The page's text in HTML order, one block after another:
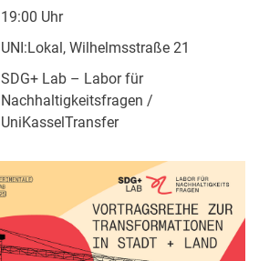
19:00 Uhr
UNI:Lokal, Wilhelmsstraße 21
SDG+ Lab – Labor für
Nachhaltigkeitsfragen /
UniKasselTransfer